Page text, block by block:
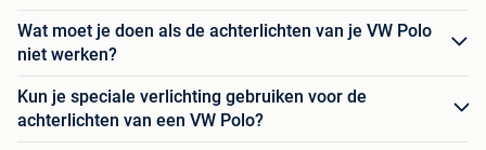
Wat moet je doen als de achterlichten van je VW Polo
niet werken?
Kun je speciale verlichting gebruiken voor de
achterlichten van een VW Polo?